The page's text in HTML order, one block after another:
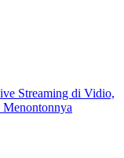
Streaming di Vidio,
Menontonnya